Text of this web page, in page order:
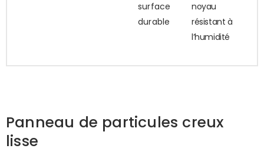
surface
durable
noyau
résistant à
l’humidité
Panneau de particules creux
lisse